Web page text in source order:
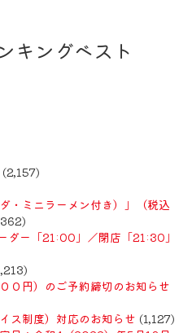
キングベスト
(2,157)
・ミニラーメン付き）」（税込
ダー「21:00」／閉店「21:30」
０円）のご予約締切のお知らせ
ス制度）対応のお知らせ (1,127)